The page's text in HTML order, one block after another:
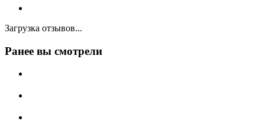
Загрузка отзывов...
Ранее вы смотрели